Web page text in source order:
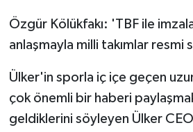
Özgür Kölükfakı: 'TBF ile
anlaşmayla milli takımlar
Ülker'in sporla iç içe geçen
çok önemli bir haberi
geldiklerini söyleyen Ülker